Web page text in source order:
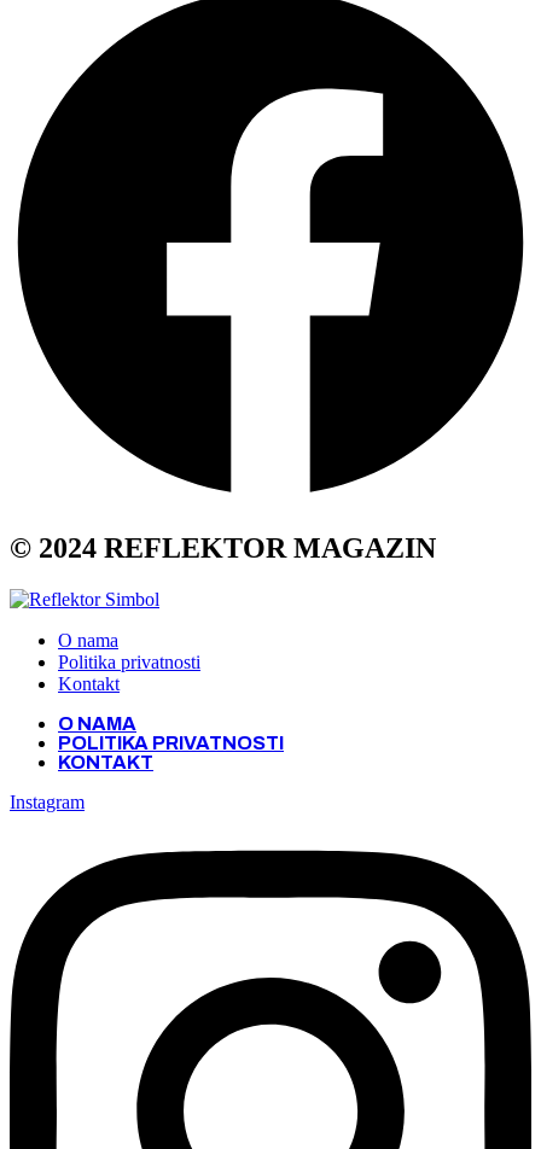
© 2024 REFLEKTOR MAGAZIN
O nama
Politika privatnosti
Kontakt
O NAMA
POLITIKA PRIVATNOSTI
KONTAKT
Instagram